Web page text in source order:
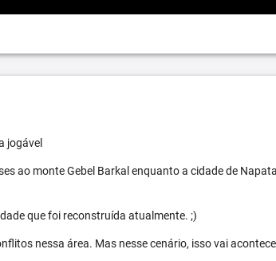
jogável
ao monte Gebel Barkal enquanto a cidade de
que foi reconstruída atualmente. ;)
nessa área. Mas nesse cenário, isso vai